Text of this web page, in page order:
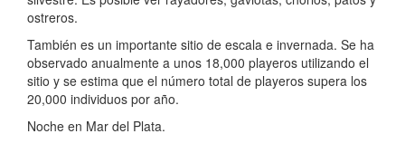
ostreros.
También es un importante sitio de escala e invernada. Se ha
observado anualmente a unos 18,000 playeros utilizando el
sitio y se estima que el número total de playeros supera los
20,000 individuos por año.
Noche en Mar del Plata.